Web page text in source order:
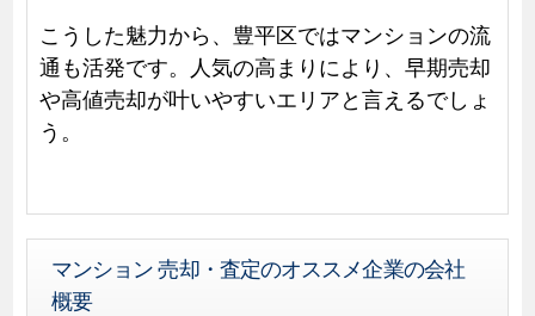
こうした魅力から、豊平区ではマンションの流
通も活発です。人気の高まりにより、早期売却
や高値売却が叶いやすいエリアと言えるでしょ
う。
マンション 売却・査定のオススメ企業の会社
概要